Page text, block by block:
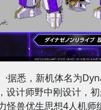
·据悉，新机体名为
设计师野中刚设计，
怪兽优生思想4人机师